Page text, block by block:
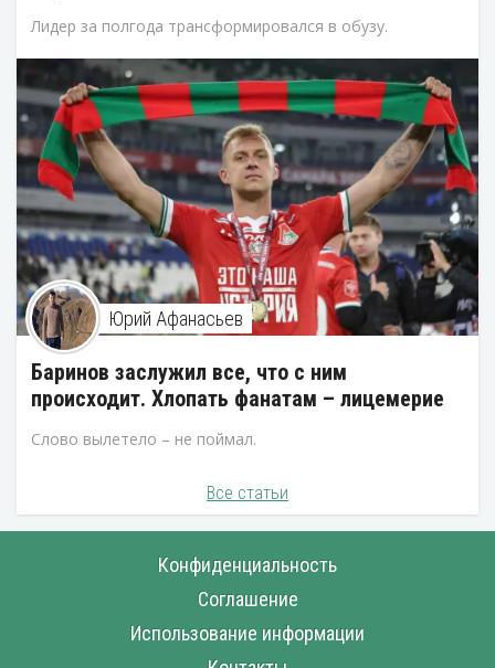
Лидер за полгода трансформировался в обузу.
Юрий Афанасьев
Баринов заслужил все, что с ним
происходит. Хлопать фанатам – лицемерие
Слово вылетело – не поймал.
Все статьи
Конфиденциальность
Соглашение
Использование информации